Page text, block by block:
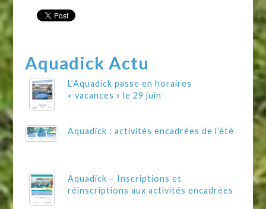
Aquadick Actu
L’Aquadick passe en horaires
« vacances » le 29 juin
Aquadick : activités encadrées de l’été
Aquadick – Inscriptions et
réinscriptions aux activités encadrées